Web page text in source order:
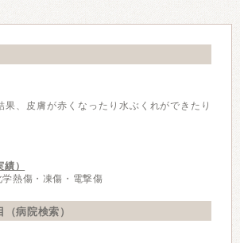
果、皮膚が赤くなったり水ぶくれができたり
）
熱傷・凍傷・電撃傷
病院検索）